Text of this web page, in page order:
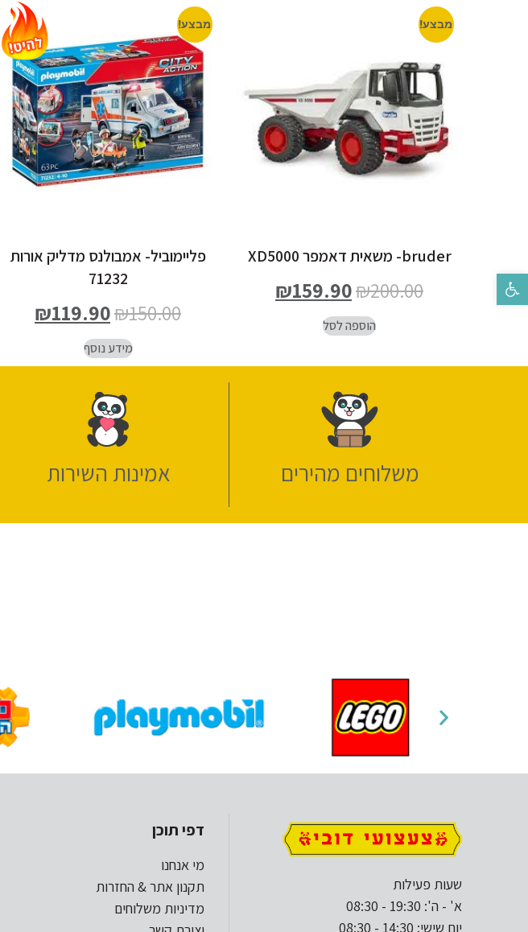
פתח סרגל נגישות
מבצע!
bruder- משאית דאמפר XD5000
₪200.00
₪159.90
הוספה לסל
מבצע!
פליימוביל- אמבולנס מדליק אורות
71232
₪150.00
₪119.90
מידע נוסף
משלוחים מהירים אמינות השירות
שעות פעילות
א' - ה': 19:30 - 08:30
יום שישי: 14:30 - 08:30
דפי תוכן
מי אנחנו
תקנון אתר & החזרות
מדיניות משלוחים